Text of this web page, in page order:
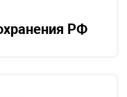
РФ